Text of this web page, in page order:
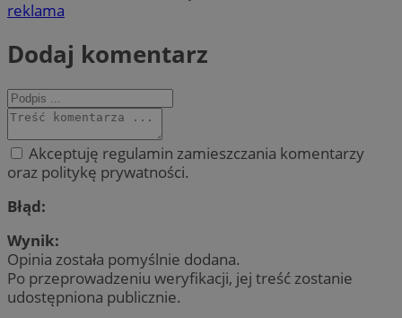
reklama
Dodaj komentarz
Akceptuję regulamin zamieszczania komentarzy
oraz politykę prywatności.
Błąd:
Wynik:
Opinia została pomyślnie dodana.
Po przeprowadzeniu weryfikacji, jej treść zostanie
udostępniona publicznie.